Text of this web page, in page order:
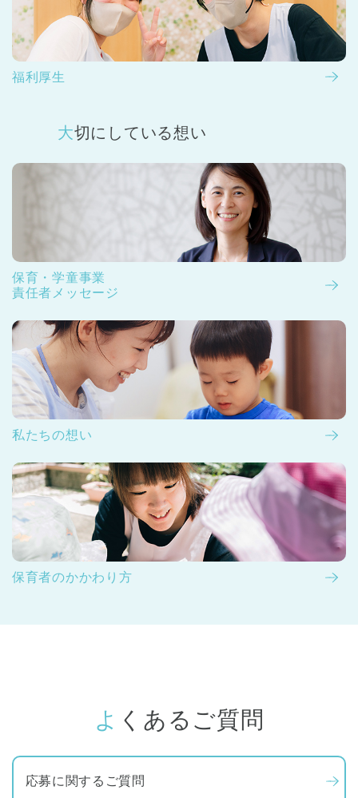
福利厚生
大切にしている想い
保育・学童事業
責任者メッセージ
私たちの想い
保育者のかかわり方
よくあるご質問
応募に関するご質問